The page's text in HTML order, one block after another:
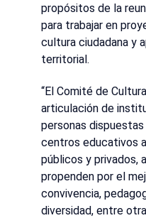
propósitos de la
para trabajar en
cultura ciudadana y
territorial.
“El Comité de
articulación de
personas
centros educativos
públicos y privados,
propenden por el
convivencia,
diversidad, entre